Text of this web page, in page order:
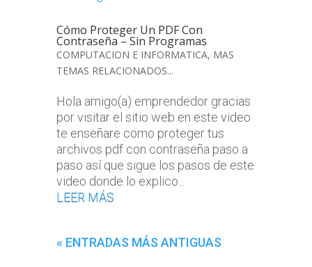
Cómo Proteger Un PDF Con
Contraseña – Sin Programas
COMPUTACION E INFORMATICA, MAS
TEMAS RELACIONADOS...
Hola amigo(a) emprendedor gracias
por visitar el sitio web en este video
te enseñare como proteger tus
archivos pdf con contraseña paso a
paso así que sigue los pasos de este
video donde lo explico...
LEER MÁS
« ENTRADAS MÁS ANTIGUAS